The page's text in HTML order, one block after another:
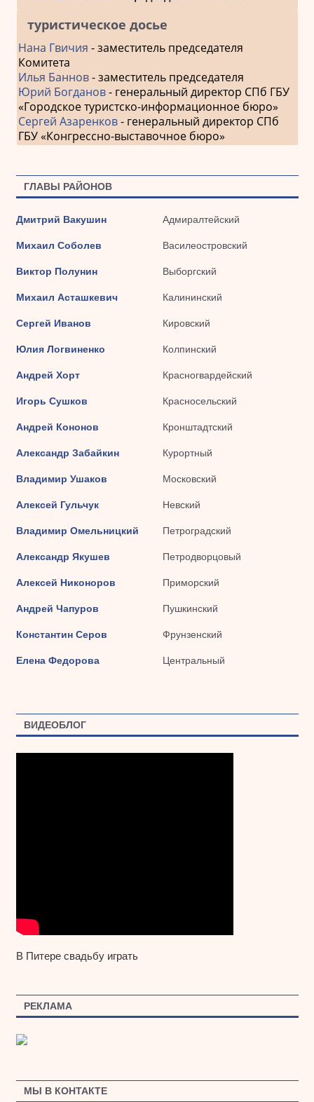
туристическое досье
Нана Гвичия - заместитель председателя
Комитета
Илья Баннов- заместитель председателя
Юрий Богданов- генеральный директор СПб ГБУ
«Городское туристско-информационное бюро»
Сергей Азаренков- генеральный директор СПб
ГБУ «Конгрессно-выставочное бюро»
ГЛАВЫ РАЙОНОВ
Дмитрий Вакушин Адмиралтейский
Михаил Соболев Василеостровский
Виктор Полунин Выборгский
Михаил Асташкевич Калининский
Сергей Иванов Кировский
Юлия Логвиненко Колпинский
Андрей Хорт Красногвардейский
Игорь Сушков Красносельский
Андрей Кононов Кронштадтский
Александр Забайкин Курортный
Владимир Ушаков Московский
Алексей Гульчук Невский
Владимир Омельницкий Петроградский
Александр Якушев Петродворцовый
Алексей Никоноров Приморский
Андрей Чапуров Пушкинский
Константин Серов Фрунзенский
Елена Федорова Центральный
ВИДЕОБЛОГ
В Питере свадьбу играть
РЕКЛАМА
МЫ В КОНТАКТЕ